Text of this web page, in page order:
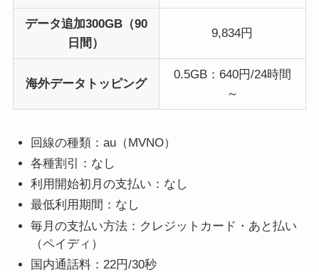
データ追加300GB（90
日間）
9,834円
海外データトッピング
0.5GB：640円/24時間
～
回線の種類：au（MVNO）
各種割引：なし
利用開始初月の支払い：なし
最低利用期間：なし
毎月の支払い方法：クレジットカード・あと払い
（ペイディ）
国内通話料：22円/30秒